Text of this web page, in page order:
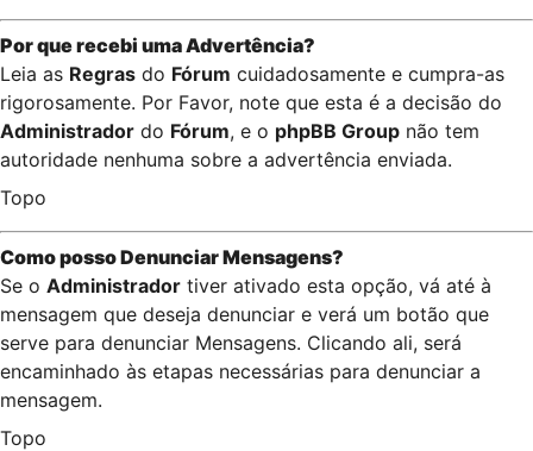
Por que recebi uma Advertência?
Leia as Regras do Fórum cuidadosamente e cumpra-as
rigorosamente. Por Favor, note que esta é a decisão do
Administrador do Fórum, e o phpBB Group não tem
autoridade nenhuma sobre a advertência enviada.
Topo
Como posso Denunciar Mensagens?
Se o Administrador tiver ativado esta opção, vá até à
mensagem que deseja denunciar e verá um botão que
serve para denunciar Mensagens. Clicando ali, será
encaminhado às etapas necessárias para denunciar a
mensagem.
Topo